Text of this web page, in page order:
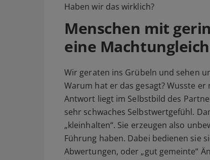
Haben wir das wirklich?
Menschen mit
eine
Wir geraten ins Grübeln und sehen
Warum hat er das gesagt? Wusste
Antwort liegt im Selbstbild des
sehr schwaches Selbstwertgefühl.
„kleinhalten“. Sie erzeugen also
Führung haben. Dabei bedienen sie
Abwertungen, oder „gut gemeinte“